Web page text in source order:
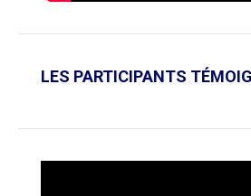
LES PARTICIPANTS